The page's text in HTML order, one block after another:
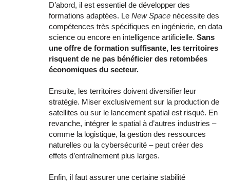
D’abord, il est essentiel de développer des
formations adaptées. Le New Space nécessite des
compétences très spécifiques en ingénierie, en data
science ou encore en intelligence artificielle. Sans
une offre de formation suffisante, les territoires
risquent de ne pas bénéficier des retombées
économiques du secteur.
Ensuite, les territoires doivent diversifier leur
stratégie. Miser exclusivement sur la production de
satellites ou sur le lancement spatial est risqué. En
revanche, intégrer le spatial à d’autres industries –
comme la logistique, la gestion des ressources
naturelles ou la cybersécurité – peut créer des
effets d’entraînement plus larges.
Enfin, il faut assurer une certaine stabilité